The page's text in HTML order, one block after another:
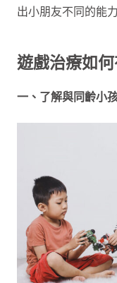
出小朋友不同的能
遊戲治療如
一、了解與同齡小